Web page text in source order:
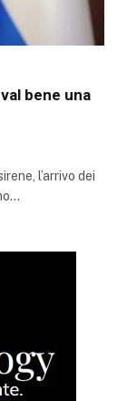
bene una
l’arrivo dei